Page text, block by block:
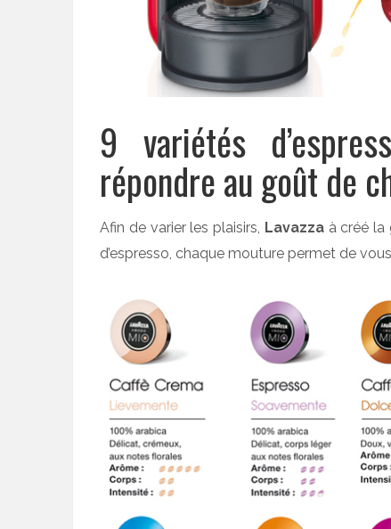
9 variétés
répondre au goût de
Afin de varier les plaisirs, Lavazzaà créé la
d’espresso, chaque mouture permet de